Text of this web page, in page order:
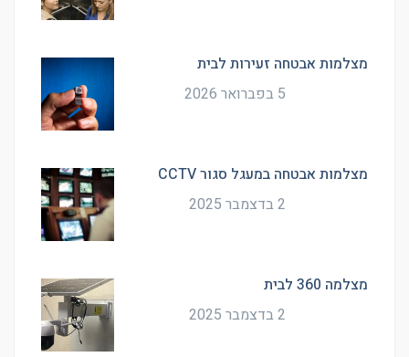
מצלמות אבטחה זעירות לבית
5 בפברואר 2026
מצלמות אבטחה במעגל סגור CCTV
2 בדצמבר 2025
מצלמה 360 לבית
2 בדצמבר 2025